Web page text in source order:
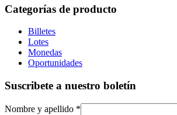
Categorías de producto
Billetes
Lotes
Monedas
Oportunidades
Suscribete a nuestro boletín
Nombre y apellido *